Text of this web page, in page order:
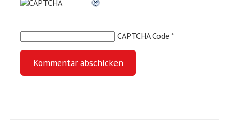
CAPTCHA Code *